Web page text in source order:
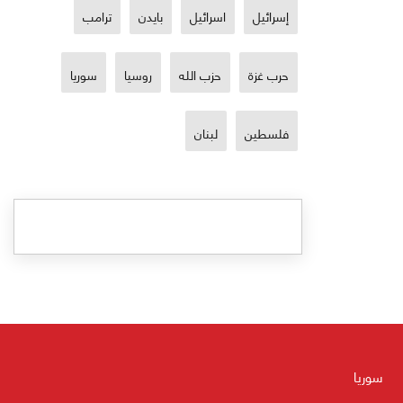
إسرائيل اسرائيل بايدن ترامب
حرب غزة حزب الله روسيا سوريا
فلسطين لبنان
سوريا